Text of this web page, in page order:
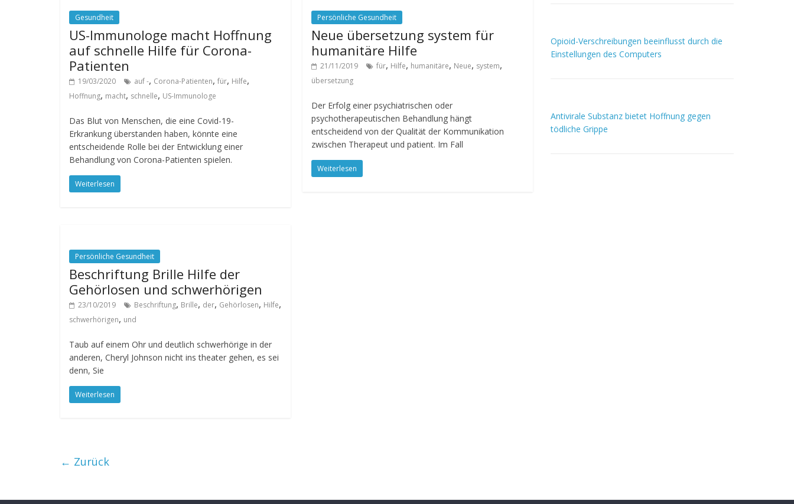
Gesundheit
US-Immunologe macht Hoffnung
auf schnelle Hilfe für Corona-
Patienten
19/03/2020 auf -, Corona-Patienten, für, Hilfe,
Hoffnung, macht, schnelle, US-Immunologe
Das Blut von Menschen, die eine Covid-19-
Erkrankung überstanden haben, könnte eine
entscheidende Rolle bei der Entwicklung einer
Behandlung von Corona-Patienten spielen.
Weiterlesen
Persönliche Gesundheit
Neue übersetzung system für
humanitäre Hilfe
21/11/2019 für, Hilfe, humanitäre, Neue, system,
übersetzung
Der Erfolg einer psychiatrischen oder
psychotherapeutischen Behandlung hängt
entscheidend von der Qualität der Kommunikation
zwischen Therapeut und patient. Im Fall
Weiterlesen
Persönliche Gesundheit
Beschriftung Brille Hilfe der
Gehörlosen und schwerhörigen
23/10/2019 Beschriftung, Brille, der, Gehörlosen, Hilfe,
schwerhörigen, und
Taub auf einem Ohr und deutlich schwerhörige in der
anderen, Cheryl Johnson nicht ins theater gehen, es sei
denn, Sie
Weiterlesen
← Zurück
Opioid-Verschreibungen beeinflusst durch die
Einstellungen des Computers
Antivirale Substanz bietet Hoffnung gegen
tödliche Grippe